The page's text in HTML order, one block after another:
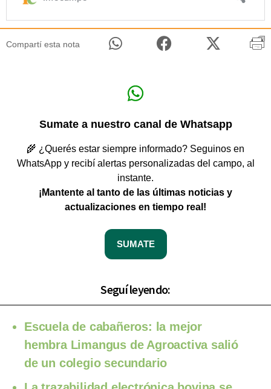
Compartí esta nota
Sumate a nuestro canal de Whatsapp
🌾 ¿Querés estar siempre informado? Seguinos en
WhatsApp y recibí alertas personalizadas del campo, al
instante.
¡Mantente al tanto de las últimas noticias y
actualizaciones en tiempo real!
SUMATE
Seguí leyendo:
Escuela de cabañeros: la mejor
hembra Limangus de Agroactiva salió
de un colegio secundario